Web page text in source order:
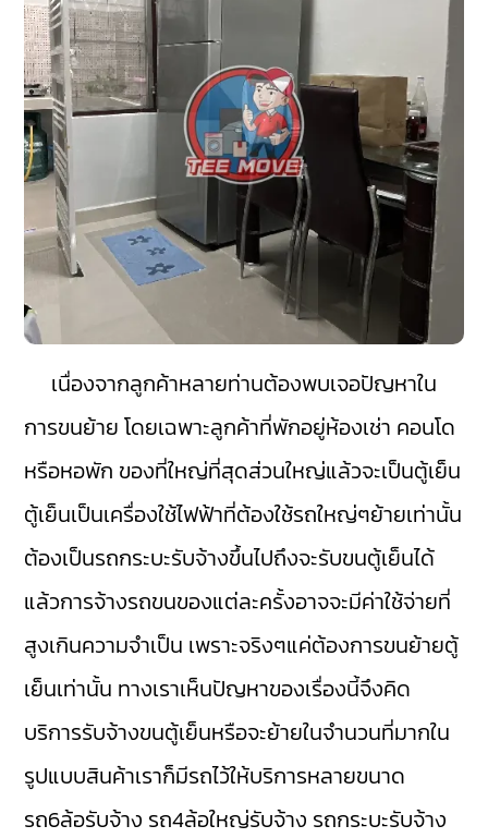
เนื่องจากลูกค้าหลายท่านต้องพบเจอปัญหาใน
การขนย้าย โดยเฉพาะลูกค้าที่พักอยู่ห้องเช่า คอนโด
หรือหอพัก ของที่ใหญ่ที่สุดส่วนใหญ่แล้วจะเป็นตู้เย็น
ตู้เย็นเป็นเครื่องใช้ไฟฟ้าที่ต้องใช้รถใหญ่ๆย้ายเท่านั้น
ต้องเป็นรถกระบะรับจ้างขึ้นไปถึงจะรับขนตู้เย็นได้
แล้วการจ้างรถขนของแต่ละครั้งอาจจะมีค่าใช้จ่ายที่
สูงเกินความจำเป็น เพราะจริงๆแค่ต้องการขนย้ายตู้
เย็นเท่านั้น ทางเราเห็นปัญหาของเรื่องนี้จึงคิด
บริการรับจ้างขนตู้เย็นหรือจะย้ายในจำนวนที่มากใน
รูปแบบสินค้าเราก็มีรถไว้ให้บริการหลายขนาด
รถ6ล้อรับจ้าง รถ4ล้อใหญ่รับจ้าง รถกระบะรับจ้าง